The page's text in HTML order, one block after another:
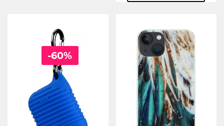
-60%